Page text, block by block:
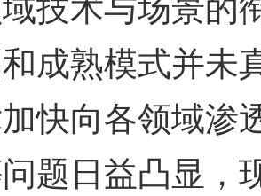
成熟模式并未
快向各领域渗
题日益凸显，